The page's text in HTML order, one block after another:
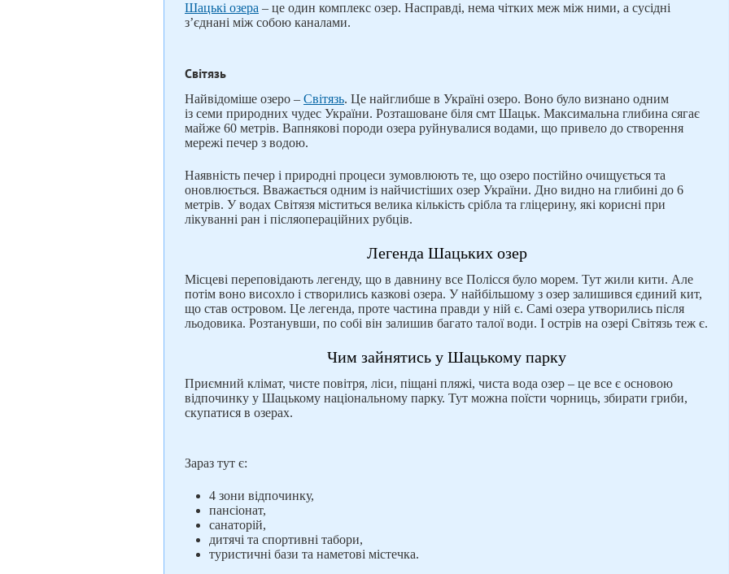
Шацькі озера – це один комплекс озер. Насправді, нема чітких меж між ними, а сусідні
з’єднані між собою каналами.
Світязь
Найвідоміше озеро – Світязь. Це найглибше в Україні озеро. Воно було визнано одним
із семи природних чудес України. Розташоване біля смт Шацьк. Максимальна глибина сягає
майже 60 метрів. Вапнякові породи озера руйнувалися водами, що привело до створення
мережі печер з водою.
Наявність печер і природні процеси зумовлюють те, що озеро постійно очищується та
оновлюється. Вважається одним із найчистіших озер України. Дно видно на глибині до 6
метрів. У водах Світязя міститься велика кількість срібла та гліцерину, які корисні при
лікуванні ран і післяопераційних рубців.
Легенда Шацьких озер
Місцеві переповідають легенду, що в давнину все Полісся було морем. Тут жили кити. Але
потім воно висохло і створились казкові озера. У найбільшому з озер залишився єдиний кит,
що став островом. Це легенда, проте частина правди у ній є. Самі озера утворились після
льодовика. Розтанувши, по собі він залишив багато талої води. І острів на озері Світязь теж є.
Чим зайнятись у Шацькому парку
Приємний клімат, чисте повітря, ліси, піщані пляжі, чиста вода озер – це все є основою
відпочинку у Шацькому національному парку. Тут можна поїсти чорниць, збирати гриби,
скупатися в озерах.
Зараз тут є:
4 зони відпочинку,
пансіонат,
санаторій,
дитячі та спортивні табори,
туристичні бази та наметові містечка.